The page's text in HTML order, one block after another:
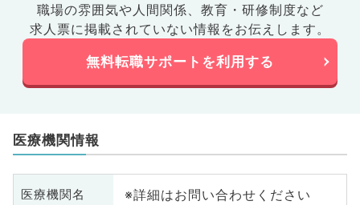
職場の雰囲気や人間関係、 教育・研修制度など
求人票に掲載されていない情報をお伝えします。
無料転職サポートを利用する
医療機関情報
医療機関名 ※詳細はお問い合わせください